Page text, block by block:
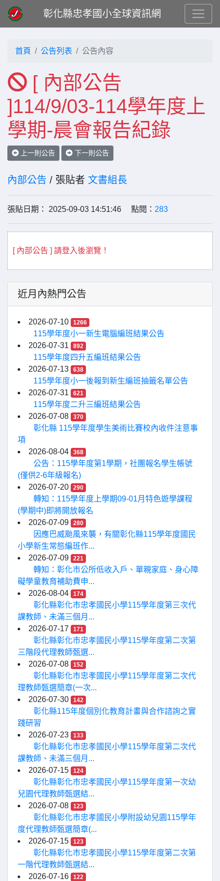
彰化縣忠孝國小全球資訊網
首頁 公告列表 公告內容
[ 內部公告
]114/9/03-114學年度上
學期-晨會報告紀錄
上一則公告 下一則公告
內部公告 / 張貼者 文書組長
張貼日期： 2025-09-03 14:51:46 點閱： 283
[ 內部公告 ] 請登入後瀏覽！
近月內熱門公告
2026-07-10 1266
115學年度小一新生電腦編班結果公告
2026-07-31
892
115學年度四升五編班結果公告
2026-07-13
638
115學年度小一後報到新生編班抽籤名單公告
2026-07-31
621
115學年度二升三編班結果公告
2026-07-08
370
彰化縣 115學年度學生美術比賽校內收件注意事
項
2026-08-04
368
公告：115學年度第1學期，社團報名學生帳號
(僅供2-6年級報名)
2026-07-20
290
轉知：115學年度上學期09-01月特色遊學課程
(學期中)即將開放報名
2026-07-09
280
因應巴威颱風來襲，有關彰化縣115學年度國民
小學新生常態編班作...
2026-07-09
221
轉知：彰化市公所低收入戶、單親家庭、身心障
礙學童教育補助費申...
2026-08-04
174
彰化縣彰化市忠孝國民小學115學年度第三次代
課教師、未滿三個月...
2026-07-17
171
彰化縣彰化市忠孝國民小學115學年度第二次第
三階段代理教師甄選...
2026-07-08
152
彰化縣彰化市忠孝國民小學115學年度第二次代
理教師甄選簡章(一次...
2026-07-30
142
彰化縣115年度個別化教育計畫與合作諮詢之實
踐研習
2026-07-23
133
彰化縣彰化市忠孝國民小學115學年度第二次代
課教師、未滿三個月...
2026-07-15
124
彰化縣彰化市忠孝國民小學115學年度第一次幼
兒園代理教師甄選結...
2026-07-08
123
彰化縣彰化市忠孝國民小學附設幼兒園115學年
度代理教師甄選簡章(...
2026-07-15
123
彰化縣彰化市忠孝國民小學115學年度第二次第
一階代理教師甄選結...
2026-07-16
122